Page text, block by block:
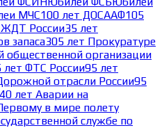
МЧС100 лет ДОСААФ105
ЖДТ России35 лет
запаса305 лет Прокуратуре
общественной организации
лет ФТС России95 лет
отрасли России95
40 лет Аварии на
в мире полету
службе по